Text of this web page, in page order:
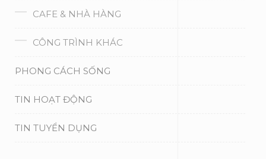
CAFE & NHÀ HÀNG
CÔNG TRÌNH KHÁC
PHONG CÁCH SỐNG
TIN HOẠT ĐỘNG
TIN TUYỂN DỤNG